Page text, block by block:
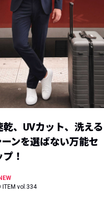
乾、UVカット、洗える
ンを選ばない万能セ
！
ITEM vol.334